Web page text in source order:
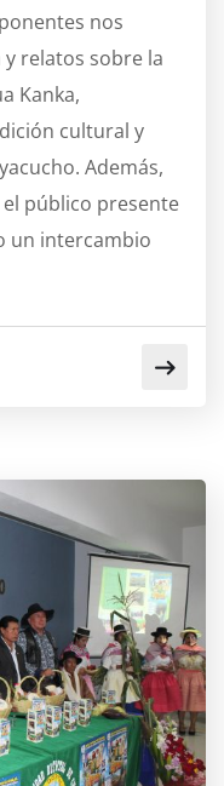
nos
relatos sobre la
Kanka,
cultural y
Además,
público presente
un intercambio